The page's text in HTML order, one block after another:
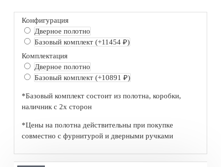
Конфигурация
Дверное полотно
Базовый комплект (+11454 ₽)
Комплектация
Дверное полотно
Базовый комплект (+10891 ₽)
*Базовый комплект состоит из полотна, коробки,
наличник с 2х сторон
*Цены на полотна действительны при покупке
совместно с фурнитурой и дверными ручками